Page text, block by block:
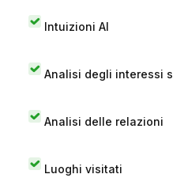
Intuizioni AI
Analisi degli interessi
Analisi delle relazioni
Luoghi visitati